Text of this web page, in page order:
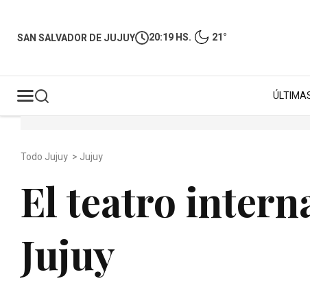
SAN SALVADOR DE JUJUY 20:19 HS. 21°
Todo Jujuy > Jujuy
El teatro
Jujuy